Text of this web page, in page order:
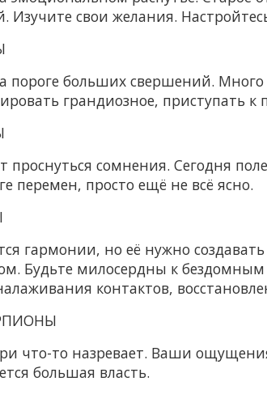
Изучите свои желания.
пороге больших свершений.
грандиозное, приступать
проснуться сомнения. Сегодня
перемен, просто ещё не всё ясно.
гармонии, но её нужно
Будьте милосердны к
контактов,
что-то назревает. Ваши
большая власть.